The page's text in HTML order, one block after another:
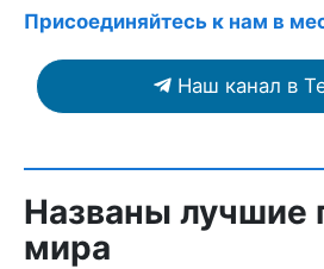
Присоединяйтесь к нам в
Наш канал в
Названы лучшие
мира